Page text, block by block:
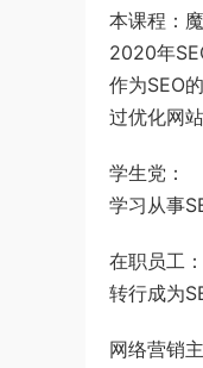
本课程：
2020年
作为SEO
过优化网
学生党：
学习从事
在职员工：
转行成为
网络营销